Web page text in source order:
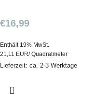
€16,99
Enthält 19% MwSt.
21,11 EUR/ Quadratmeter
Lieferzeit: ca. 2-3 Werktage